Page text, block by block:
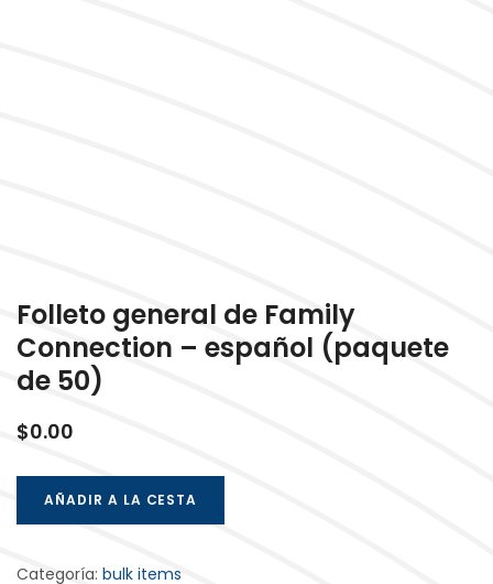
Folleto general de Family
Connection – español (paquete
de 50)
$0.00
AÑADIR A LA CESTA
Categoría: bulk items